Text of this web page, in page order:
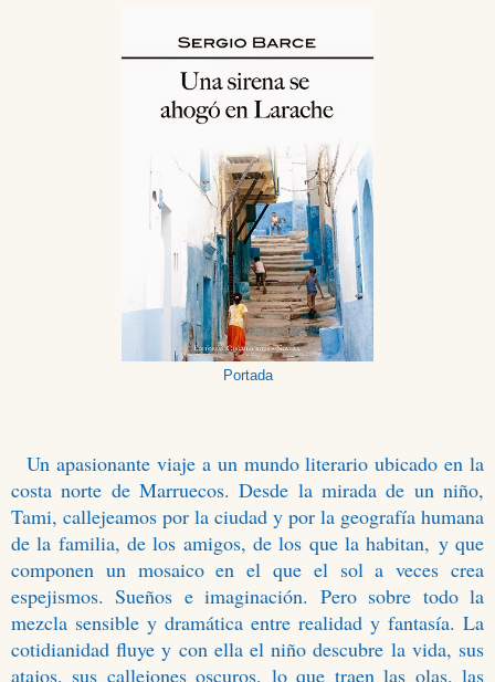
Portada
Un apasionante viaje a un mundo literario ubicado en la
costa norte de Marruecos. Desde la mirada de un niño,
Tami, callejeamos por la ciudad y por la geografía humana
de la familia, de los amigos, de los que la habitan, y que
componen un mosaico en el que el sol a veces crea
espejismos. Sueños e imaginación. Pero sobre todo la
mezcla sensible y dramática entre realidad y fantasía. La
cotidianidad fluye y con ella el niño descubre la vida, sus
atajos, sus callejones oscuros, lo que traen las olas, las